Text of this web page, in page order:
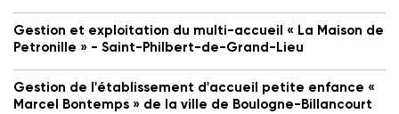
Gestion et exploitation du multi-accueil « La Maison de
Petronille » - Saint-Philbert-de-Grand-Lieu
Gestion de l'établissement d'accueil petite enfance «
Marcel Bontemps » de la ville de Boulogne-Billancourt